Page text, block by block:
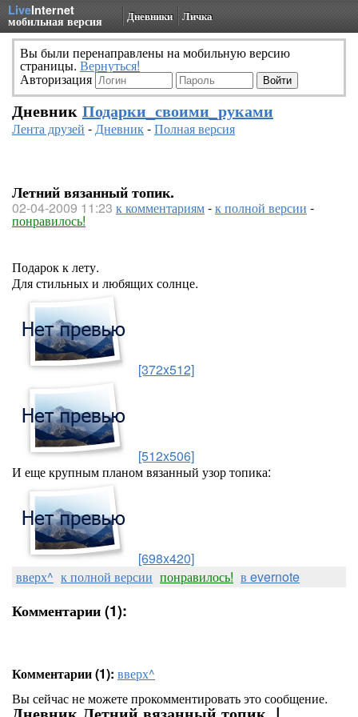
LiveInternet
мобильная версия Дневники Личка
Вы были перенаправлены на мобильную версию
страницы. Вернуться!
Авторизация
Дневник Подарки_своими_руками
Лента друзей -Дневник-Полная версия
Летний вязанный топик.
02-04-2009 11:23 к комментариям-к полной версии -
понравилось!
Подарок к лету.
Для стильных и любящих солнце.
[372x512]
[512x506]
И еще крупным планом вязанный узор топика:
[698x420]
вверх^ к полной версии понравилось! в evernote
Комментарии (1):
Комментарии (1): вверх^
Вы сейчас не можете прокомментировать это сообщение.